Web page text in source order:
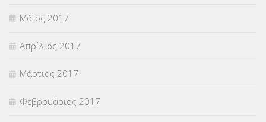
Μάιος 2017
Απρίλιος 2017
Μάρτιος 2017
Φεβρουάριος 2017